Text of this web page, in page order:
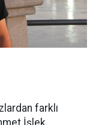
farklı
İşlek,